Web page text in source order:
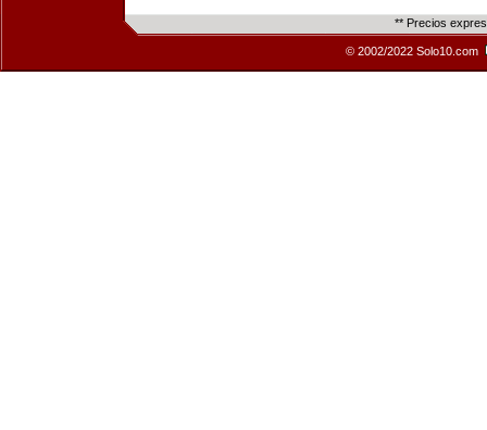
** Precios
© 2002/2022 Solo10.com